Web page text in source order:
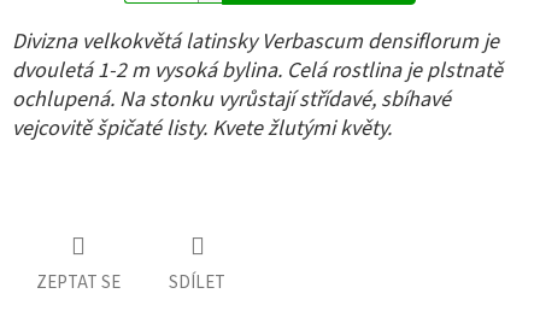
Divizna velkokvětá latinsky Verbascum densiflorum je
dvouletá 1-2 m vysoká bylina. Celá rostlina je plstnatě
ochlupená. Na stonku vyrůstají střídavé, sbíhavé
vejcovitě špičaté listy. Kvete žlutými květy.
ZEPTAT SE SDÍLET